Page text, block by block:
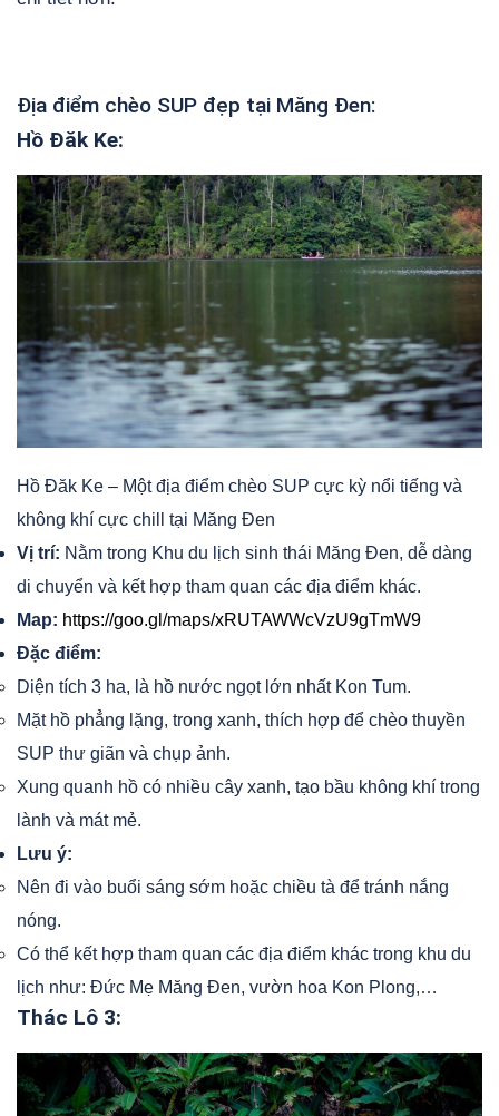
Địa điểm chèo SUP đẹp tại Măng Đen:
Hồ Đăk Ke:
Hồ Đăk Ke – Một địa điểm chèo SUP cực kỳ nổi tiếng và
không khí cực chill tại Măng Đen
Vị trí: Nằm trong Khu du lịch sinh thái Măng Đen, dễ dàng
di chuyển và kết hợp tham quan các địa điểm khác.
Map: https://goo.gl/maps/xRUTAWWcVzU9gTmW9
Đặc điểm:
Diện tích 3 ha, là hồ nước ngọt lớn nhất Kon Tum.
Mặt hồ phẳng lặng, trong xanh, thích hợp để chèo thuyền
SUP thư giãn và chụp ảnh.
Xung quanh hồ có nhiều cây xanh, tạo bầu không khí trong
lành và mát mẻ.
Lưu ý:
Nên đi vào buổi sáng sớm hoặc chiều tà để tránh nắng
nóng.
Có thể kết hợp tham quan các địa điểm khác trong khu du
lịch như: Đức Mẹ Măng Đen, vườn hoa Kon Plong,…
Thác Lô 3: